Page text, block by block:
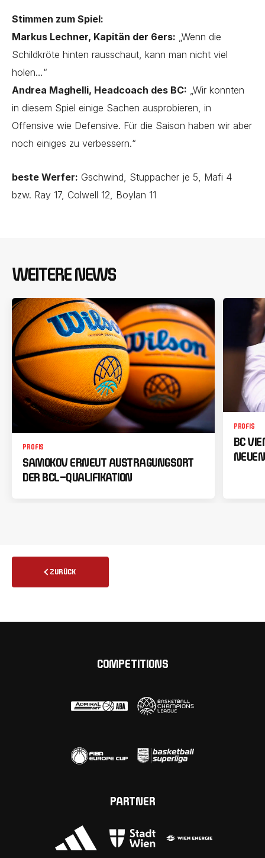
Stimmen zum Spiel:
Markus Lechner, Kapitän der 6ers: „Wenn die
Schildkröte hinten rausschaut, kann man nicht viel
holen…“
Andrea Maghelli, Headcoach des BC: „Wir konnten
in diesem Spiel einige Sachen ausprobieren, in
Offensive wie Defensive. Für die Saison haben wir aber
noch einiges zu verbessern.“
beste Werfer: Gschwind, Stuppacher je 5, Mafi 4
bzw. Ray 17, Colwell 12, Boylan 11
WEITERE NEWS
PROFIS
SAMOKOV ERNEUT AUSTRAGUNGSORT
DER BCL-QUALIFIKATION
PROFIS
BC
ZURÜCK
COMPETITIONS
PARTNER